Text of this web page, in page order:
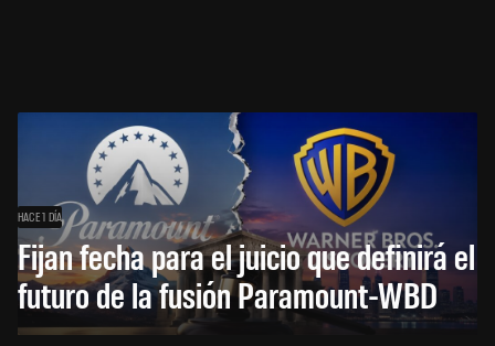
HACE 1 DÍA
Fijan fecha para el juicio que definirá el
futuro de la fusión Paramount-WBD